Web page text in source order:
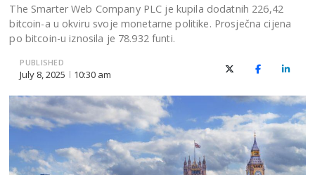
The Smarter Web Company PLC je kupila dodatnih 226,42
bitcoin-a u okviru svoje monetarne politike. Prosječna cijena
po bitcoin-u iznosila je 78.932 funti.
PUBLISHED
July 8, 2025 10:30 am X (Twitter)Facebook